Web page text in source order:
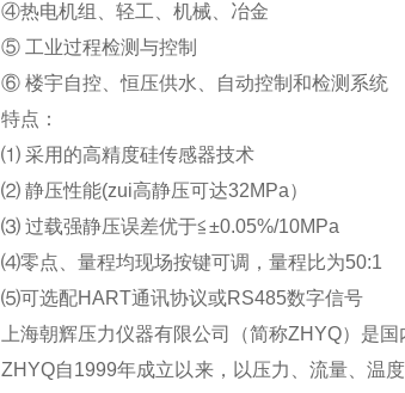
④热电机组、轻工、机械、冶金
⑤ 工业过程检测与控制
⑥ 楼宇自控、恒压供水、自动控制和检测系统
特点：
⑴ 采用的高精度硅传感器技术
⑵ 静压性能(zui高静压可达32MPa）
⑶ 过载强静压误差优于≦±0.05%/10MPa
⑷零点、量程均现场按键可调，量程比为50:1
⑸可选配HART通讯协议或RS485数字信号
上海朝辉压力仪器有限公司（简称ZHYQ）是
ZHYQ自1999年成立以来，以压力、流量、温